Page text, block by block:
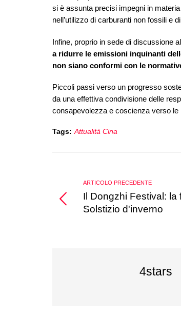
si è assunta precisi impegni in
nell’utilizzo di carburanti non fossili e
Infine, proprio in sede di discussione
a ridurre le emissioni inquinanti
non siano conformi con le
Piccoli passi verso un progresso
da una effettiva condivisione delle
consapevolezza e coscienza verso le
Tags: Attualità Cina
ARTICOLO PRECEDENTE
Il Dongzhi Festival: la
Solstizio d'inverno
4stars